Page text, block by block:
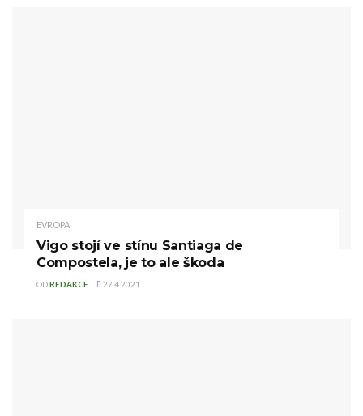
EVROPA
Vigo stojí ve stínu Santiaga de
Compostela, je to ale škoda
ODREDAKCE 27.4.2021